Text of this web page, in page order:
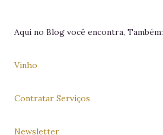
Aqui no Blog você encontra, Também:
Vinho
Contratar Serviços
Newsletter